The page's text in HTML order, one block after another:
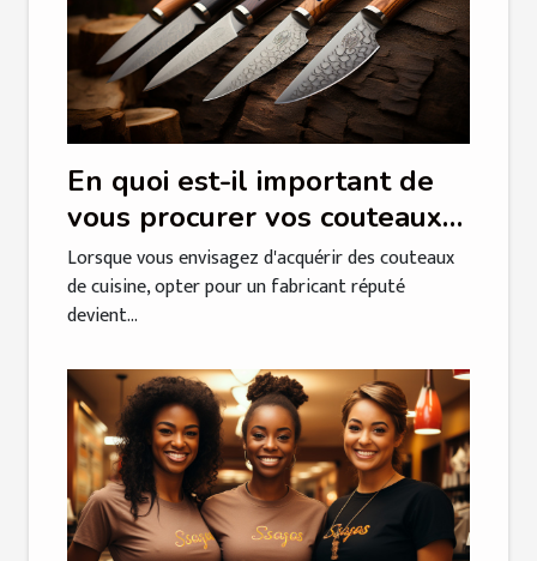
En quoi est-il important de
vous procurer vos couteaux
tranchants de cuisine chez un
fabricant réputé ?
Lorsque vous envisagez d'acquérir des couteaux
de cuisine, opter pour un fabricant réputé
devient...